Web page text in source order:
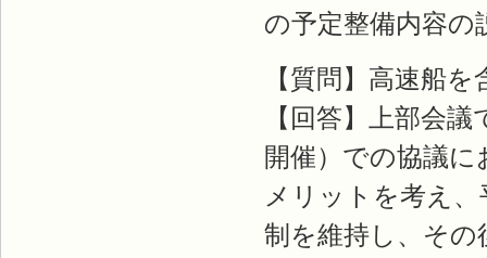
の予定整備内容の
【質問】高速船
【回答】上部会
開催）での協議
メリットを考え
制を維持し、その